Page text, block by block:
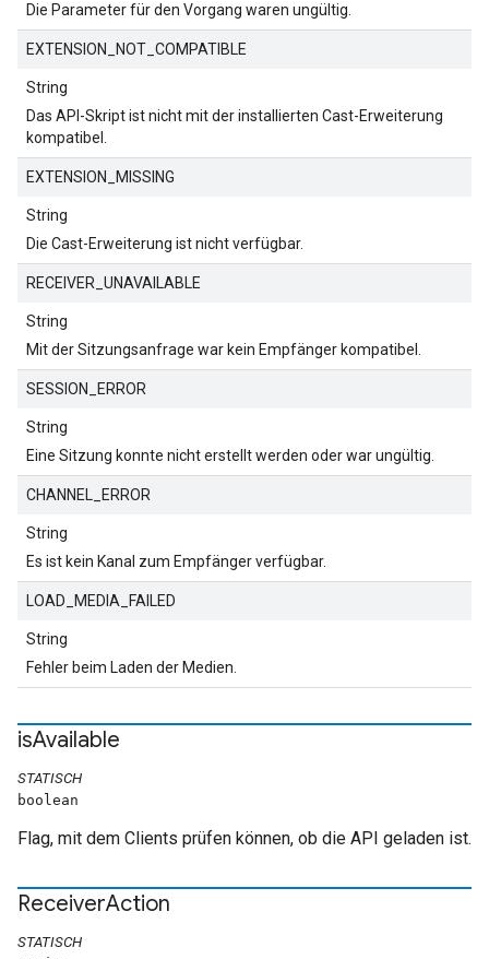
Die Parameter für den Vorgang waren ungültig.
EXTENSION_NOT_COMPATIBLE
String
Das API-Skript ist nicht mit der installierten Cast-Erweiterung
kompatibel.
EXTENSION_MISSING
String
Die Cast-Erweiterung ist nicht verfügbar.
RECEIVER_UNAVAILABLE
String
Mit der Sitzungsanfrage war kein Empfänger kompatibel.
SESSION_ERROR
String
Eine Sitzung konnte nicht erstellt werden oder war ungültig.
CHANNEL_ERROR
String
Es ist kein Kanal zum Empfänger verfügbar.
LOAD_MEDIA_FAILED
String
Fehler beim Laden der Medien.
isAvailable
STATISCH
boolean
Flag, mit dem Clients prüfen können, ob die API geladen ist.
ReceiverAction
STATISCH